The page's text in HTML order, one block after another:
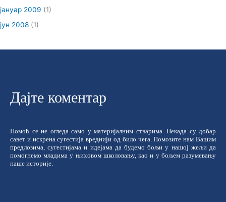
јануар 2009 (1)
јун 2008 (1)
Дајте коментар
Помоћ се не огледа само у материјалним стварима. Некада су добар
савет и искрена сугестија вреднији од било чега. Помозите нам Вашим
предлозима, сугестијама и идејама да будемо бољи у нашој жељи да
помогнемо младима у њиховом школовању, као и у бољем разумевању
наше историје.